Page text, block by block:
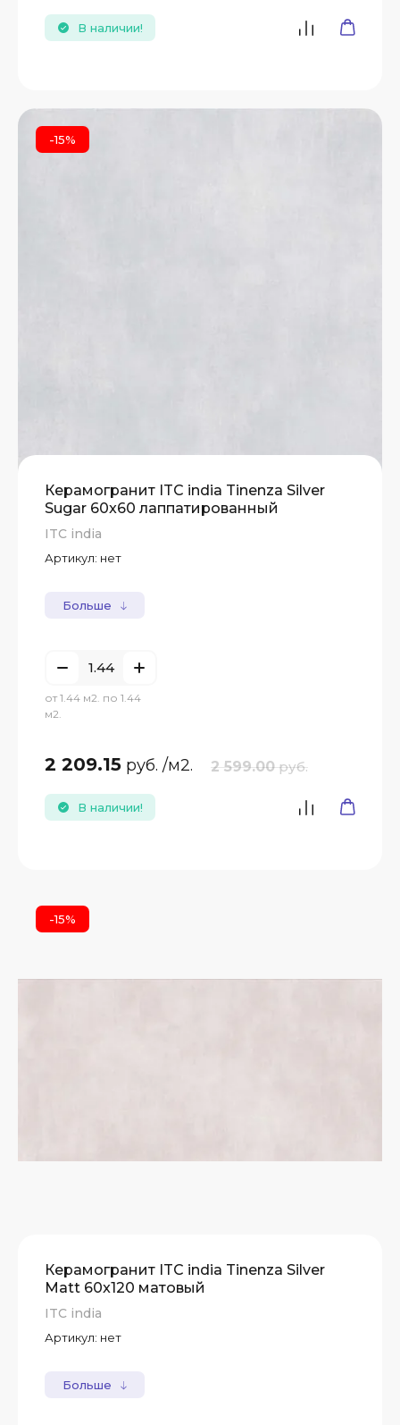
В наличии!
-15%
Керамогранит ITC india Tinenza Silver
Sugar 60x60 лаппатированный
ITC india
Артикул: нет
Больше
от 1.44 м2. по 1.44
м2.
2 209.15 руб. /м2. 2 599.00 руб.
В наличии!
-15%
Керамогранит ITC india Tinenza Silver
Matt 60x120 матовый
ITC india
Артикул: нет
Больше